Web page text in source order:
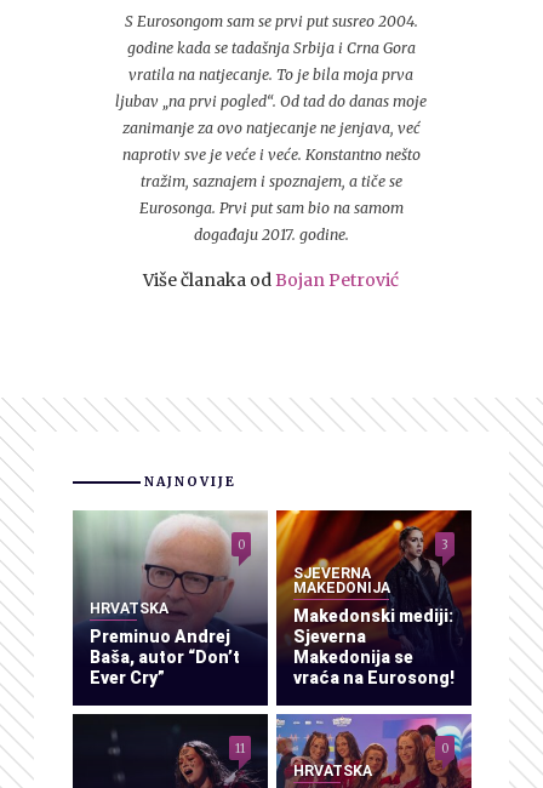
S Eurosongom sam se prvi put susreo 2004.
godine kada se tadašnja Srbija i Crna Gora
vratila na natjecanje. To je bila moja prva
ljubav „na prvi pogled“. Od tad do danas moje
zanimanje za ovo natjecanje ne jenjava, već
naprotiv sve je veće i veće. Konstantno nešto
tražim, saznajem i spoznajem, a tiče se
Eurosonga. Prvi put sam bio na samom
događaju 2017. godine.
Više članaka odBojan Petrović
NAJNOVIJE
HRVATSKA
Preminuo Andrej
Baša, autor “Don’t
Ever Cry”
0
SJEVERNA
MAKEDONIJA
Makedonski mediji:
Sjeverna
Makedonija se
vraća na Eurosong!
3
11
HRVATSKA
0